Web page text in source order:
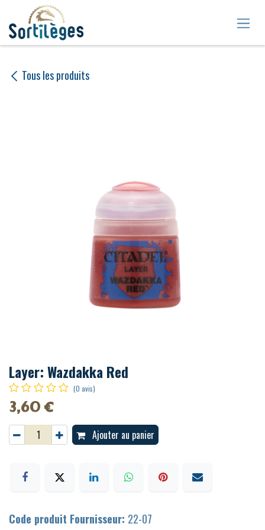
Se rendre au contenu
Tous les produits
Layer: Wazdakka Red
(0 avis)
3,60€
Ajouter au panier
Code produit Fournisseur: 22-07